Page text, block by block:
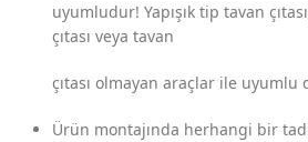
uyumludur! Yapışık tip tavan
çıtası veya tavan
çıtası olmayan araçlar ile uyumlu
Ürün montajında herhangi bir